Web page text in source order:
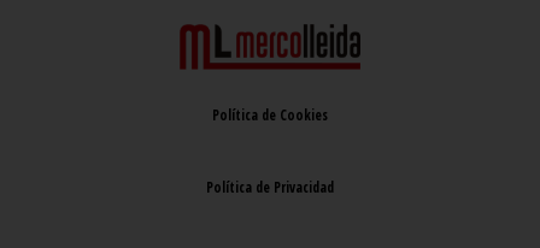
Política de Cookies
Política de Privacidad